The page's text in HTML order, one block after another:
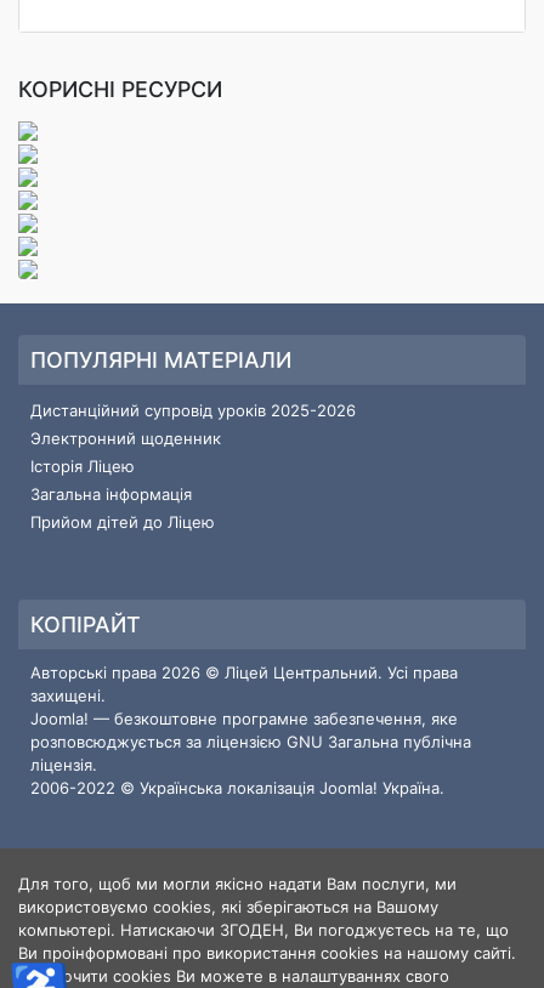
КОРИСНІ РЕСУРСИ
ПОПУЛЯРНІ МАТЕРІАЛИ
Дистанційний супровід уроків 2025-2026
Электронний щоденник
Історія Ліцею
Загальна інформація
Прийом дітей до Ліцею
КОПІРАЙТ
Авторські права 2026 © Ліцей Центральний. Усі права
захищені.
Joomla! — безкоштовне програмне забезпечення, яке
розповсюджується за ліцензією GNU Загальна публічна
ліцензія.
2006-2022 © Українська локалізація Joomla! Україна.
ІНФОРМАЦІЯ ПРО САЙТ
Користувачі 3
Статті
Для того, щоб ми могли якісно надати Вам послуги, ми
використовуємо cookies, які зберігаються на Вашому
компьютері. Натискаючи ЗГОДЕН, Ви погоджуєтесь на те, що
Ви проінформовані про використання cookies на нашому сайті.
Відключити cookies Ви можете в налаштуваннях свого